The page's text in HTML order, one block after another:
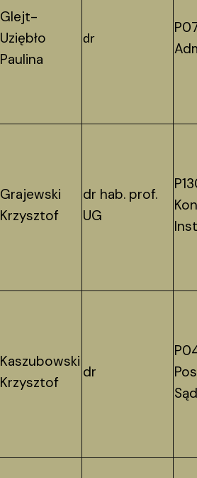
Glejt-
Uziębło
Paulina
dr
Grajewski
Krzysztof
dr hab. prof.
UG
Kaszubowski
Krzysztof
dr